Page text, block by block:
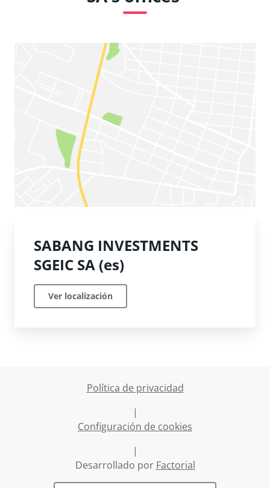
SABANG INVESTMENTS
SGEIC SA (es)
Ver localización
Política de privacidad
|
Configuración de cookies
|
Desarrollado por Factorial